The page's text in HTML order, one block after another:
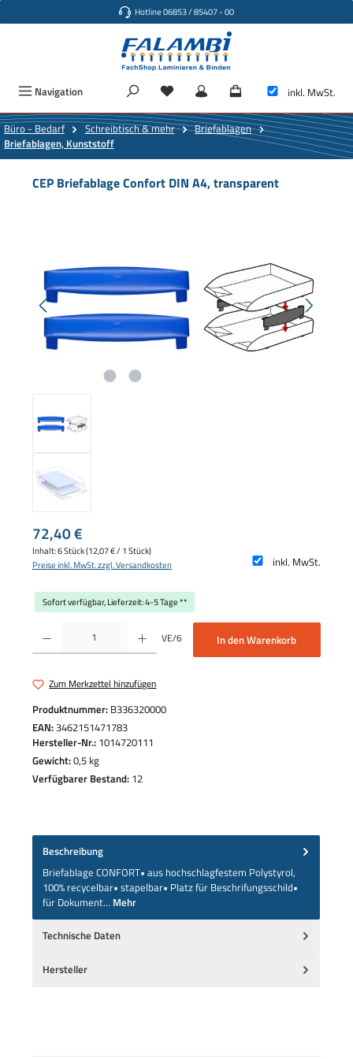
Hotline 06853 / 85407 - 00
Navigation inkl. MwSt.
Büro - Bedarf Schreibtisch & mehr
Briefablagen
Briefablagen, Kunststoff
CEP Briefablage Confort DIN A4, transparent
Regulärer Preis:
72,40 €
Inhalt:6 Stück(12,07 € / 1 Stück)
inkl. MwSt.
Preise inkl. MwSt. zzgl. Versandkosten
Sofort verfügbar, Lieferzeit: 4-5 Tage **
Produkt Anzahl: Gib den gewünschten Wert ein oder benutze die Schaltflächen um
VE/6 In den Warenkorb
Zum Merkzettel hinzufügen
Produktnummer: B336320000
EAN:3462151471783
Hersteller-Nr.: 1014720111
Gewicht:0,5 kg
Verfügbarer Bestand: 12
Beschreibung
Briefablage CONFORT• aus hochschlagfestem Polystyrol,
100% recycelbar• stapelbar• Platz für Beschrifungsschild•
für Dokument… Mehr
Technische Daten
Hersteller